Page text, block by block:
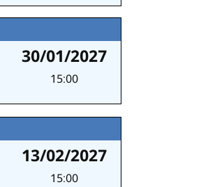
30/01/2027
15:00
13/02/2027
15:00